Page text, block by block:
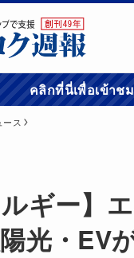
คลิกที่นี่เพื่อเข้าช
ース
ルギー】
光・EV